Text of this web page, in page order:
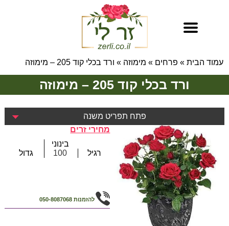
עמוד הבית » פרחים » מימוזה » ורד בכלי קוד 205 – מימוזה
ורד בכלי קוד 205 – מימוזה
פתח תפריט משנה
מחירי זרים
רגיל
בינוני
100
גדול
להזמנות 050-8087068